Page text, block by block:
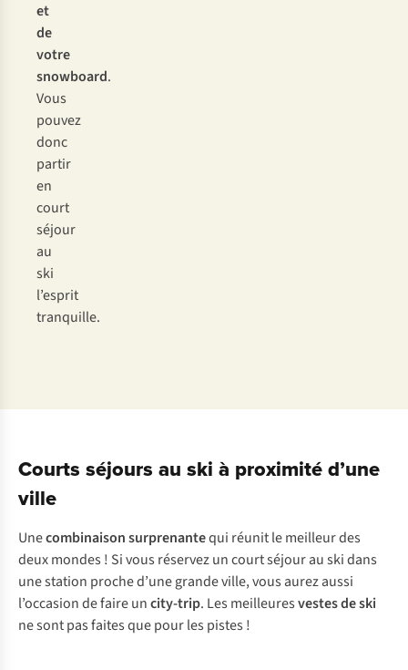
et
de
votre
snowboard.
Vous
pouvez
donc
partir
en
court
séjour
au
ski
l’esprit
tranquille.
Courts séjours au ski à proximité d’une
ville
Unecombinaison surprenantequi réunit le meilleur des
deux mondes ! Si vous réservez un court séjour au ski dans
une station proche d’une grande ville, vous aurez aussi
l’occasion de faire uncity-trip. Les meilleuresvestes de ski
ne sont pas faites que pour les pistes !